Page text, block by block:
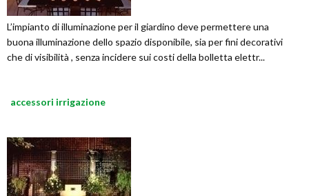
L’impianto di illuminazione per il giardino deve permettere una
buona illuminazione dello spazio disponibile, sia per fini decorativi
che di visibilità , senza incidere sui costi della bolletta elettr...
accessori irrigazione